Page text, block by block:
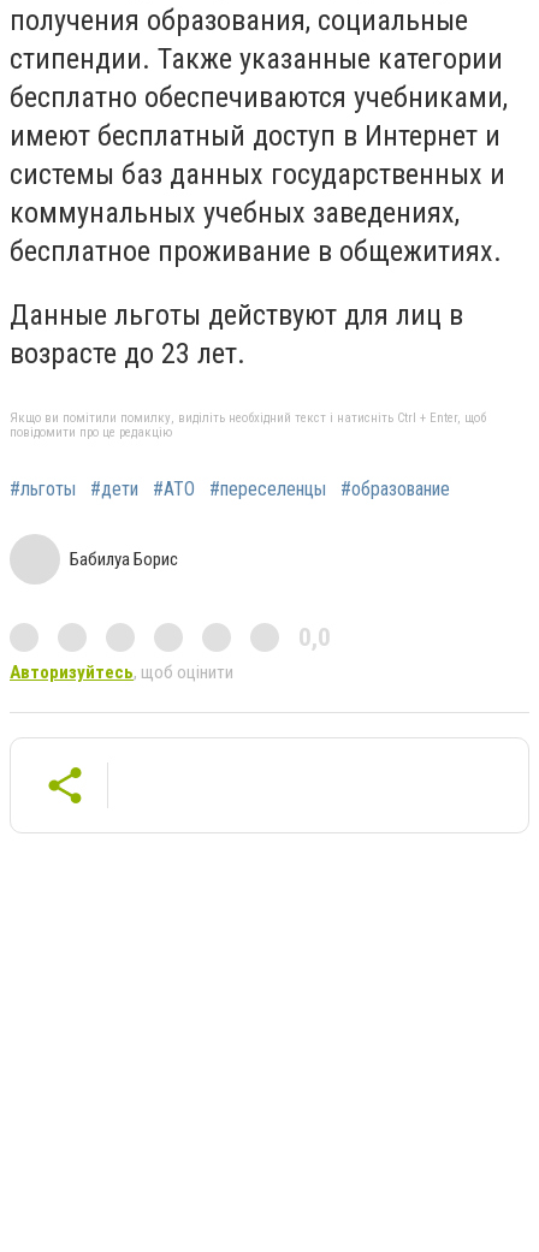
получения образования, социальные
стипендии. Также указанные категории
бесплатно обеспечиваются учебниками,
имеют бесплатный доступ в Интернет и
системы баз данных государственных и
коммунальных учебных заведениях,
бесплатное проживание в общежитиях.
Данные льготы действуют для лиц в
возрасте до 23 лет.
Якщо ви помітили помилку, виділіть необхідний текст і натисніть Ctrl + Enter, щоб
повідомити про це редакцію
#льготы #дети #АТО #переселенцы #образование
Бабилуа Борис
0,0
Авторизуйтесь, щоб оцінити